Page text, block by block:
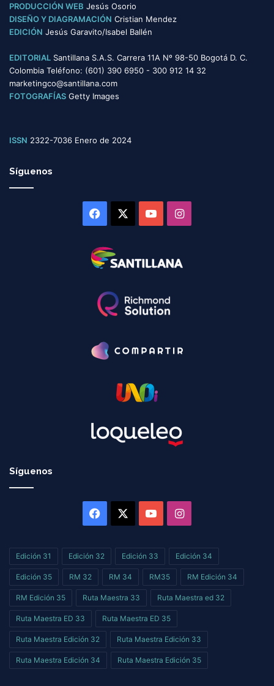
PRODUCCIÓN WEB Jesús Osorio
DISEÑO Y DIAGRAMACIÓN Cristian Mendez
EDICIÓN Jesús Garavito/Isabel Ballén
EDITORIAL Santillana S.A.S. Carrera 11A Nº 98-50 Bogotá D. C.
Colombia Teléfono: (601) 390 6950 - 300 912 14 32
marketingco@santillana.com
FOTOGRAFÍAS Getty Images
ISSN 2322-7036 Enero de 2024
Síguenos
Facebook YouTubeInstagram
Síguenos
Facebook YouTubeInstagram
Edición 31 Edición 32 Edición 33 Edición 34
Edición 35 RM 32 RM 34 RM35 RM Edición 34
RM Edición 35 Ruta Maestra 33 Ruta Maestra ed 32
Ruta Maestra ED 33 Ruta Maestra ED 35
Ruta Maestra Edición 32 Ruta Maestra Edición 33
Ruta Maestra Edición 34 Ruta Maestra Edición 35